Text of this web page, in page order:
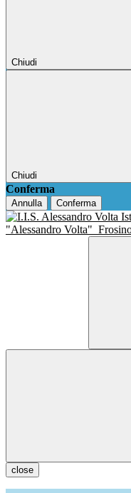
Chiudi
Chiudi
Conferma
Annulla Conferma
"Alessandro Volta"
close